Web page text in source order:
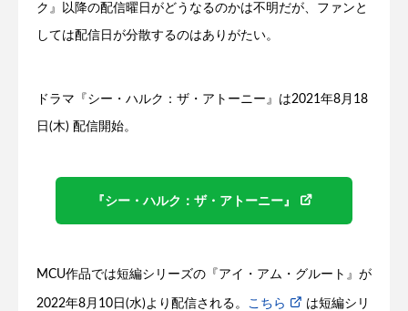
ク』以降の配信曜日がどうなるのかは不明だが、ファンと
しては配信日が分散するのはありがたい。
ドラマ『シー・ハルク：ザ・アトーニー』は2021年8月18
日(木) 配信開始。
『シー・ハルク：ザ・アトーニー』
MCU作品では短編シリーズの『アイ・アム・グルート』が
2022年8月10日(水)より配信される。 こちら は短編シリ